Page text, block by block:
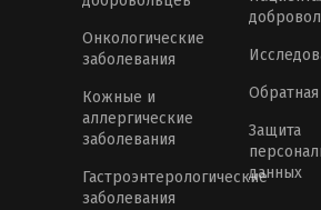
Онкологические
заболевания
Кожные и
аллергические
заболевания
Гастроэнтерологические
заболевания
Обратная
Защита
данных